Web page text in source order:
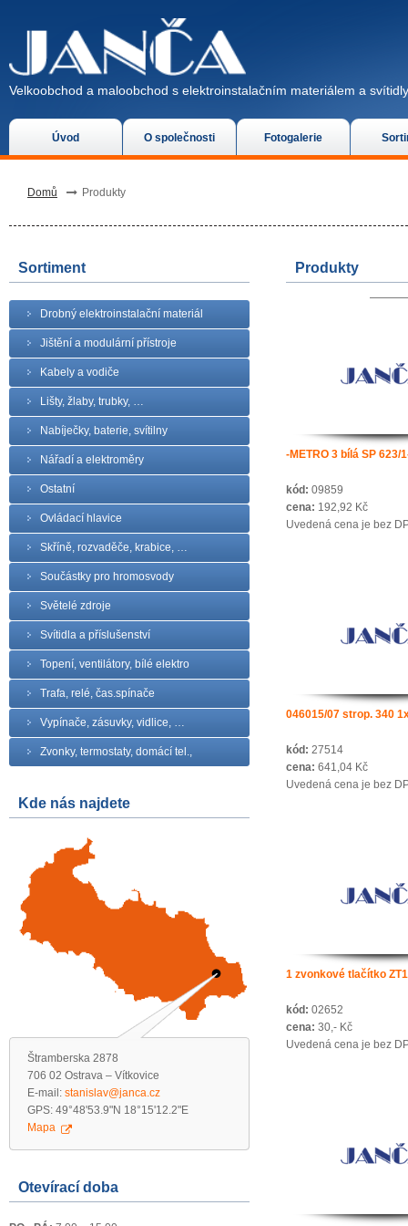
Úvod O společnosti Fotogalerie
Velkoobchod a maloobchod s elektroinstalačním materiálem a
Domů Produkty
Sortiment
Drobný elektroinstalační materiál
Jištění a modulární přístroje
Kabely a vodiče
Lišty, žlaby, trubky, …
Nabíječky, baterie, svítilny
Nářadí a elektroměry
Ostatní
Ovládací hlavice
Skříně, rozvaděče, krabice, …
Součástky pro hromosvody
Světelé zdroje
Svítidla a příslušenství
Topení, ventilátory, bílé elektro
Trafa, relé, čas.spínače
Vypínače, zásuvky, vidlice, …
Zvonky, termostaty, domácí tel.,
Kde nás najdete
Štramberska 2878
706 02 Ostrava – Vítkovice
E-mail: stanislav@janca.cz
GPS: 49°48'53.9"N 18°15'12.2"E
Mapa
Otevírací doba
Produkty
-METRO 3 bílá SP 623/
kód: 09859
cena: 192,92 Kč
Uvedená cena je bez
046015/07 strop. 340
kód: 27514
cena: 641,04 Kč
Uvedená cena je bez
1 zvonkové tlačítko
kód: 02652
cena: 30,- Kč
Uvedená cena je bez